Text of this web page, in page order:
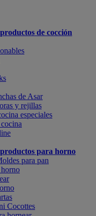
de cocción
de Asar
y rejillas
especiales
para horno
para pan
Cocottes